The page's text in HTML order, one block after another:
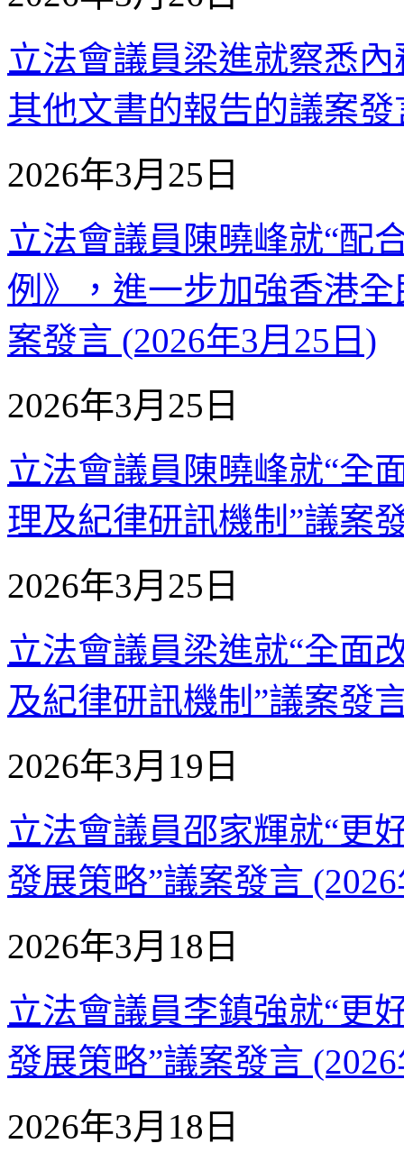
立法會議員梁進就察悉
其他文書的報告的議案發
2026年3月25日
立法會議員陳曉峰就“配
例》，進一步加強香港
案發言 (2026年3月25日)
2026年3月25日
立法會議員陳曉峰就“全
理及紀律研訊機制”議案
2026年3月25日
立法會議員梁進就“全面
及紀律研訊機制”議案發
2026年3月19日
立法會議員邵家輝就“更
發展策略”議案發言
2026年3月18日
立法會議員李鎮強就“更
發展策略”議案發言
2026年3月18日